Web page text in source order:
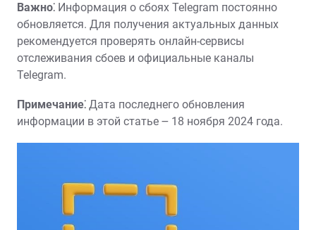
Важно⁚ Информация о сбоях Telegram постоянно
обновляется. Для получения актуальных данных
рекомендуется проверять онлайн-сервисы
отслеживания сбоев и официальные каналы
Telegram.
Примечание⁚ Дата последнего обновления
информации в этой статье ౼ 18 ноября 2024 года.